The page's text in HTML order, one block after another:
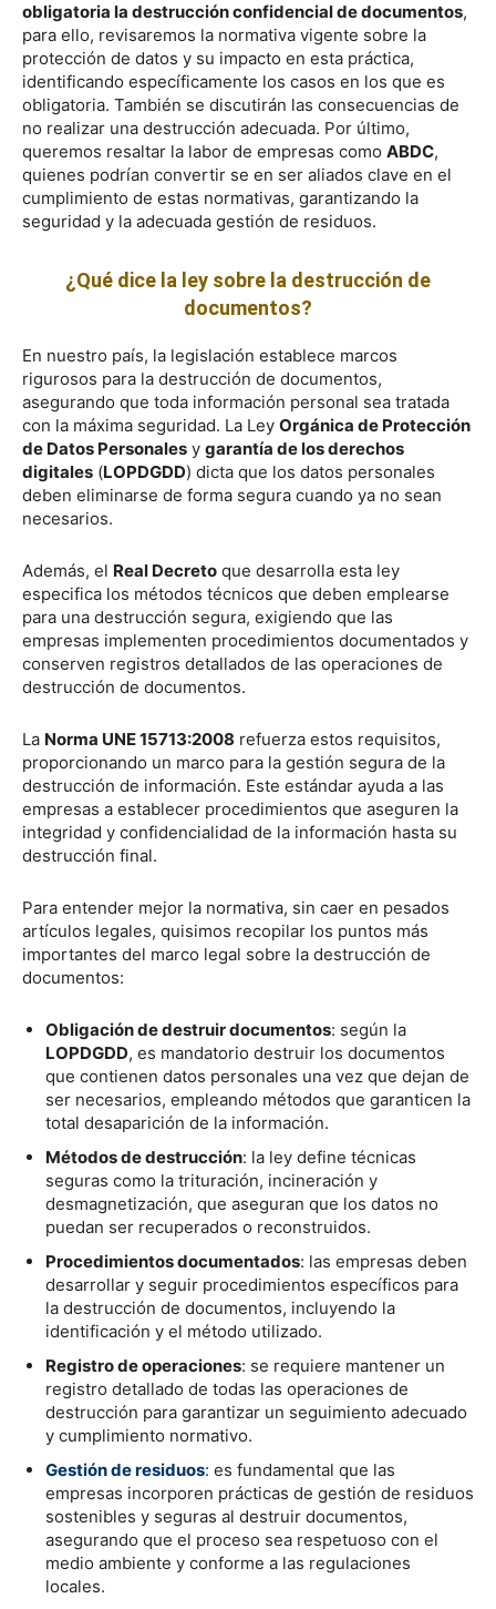
obligatoria la destrucción confidencial de documentos,
para ello, revisaremos la normativa vigente sobre la
protección de datos y su impacto en esta práctica,
identificando específicamente los casos en los que es
obligatoria. También se discutirán las consecuencias de
no realizar una destrucción adecuada. Por último,
queremos resaltar la labor de empresas como ABDC,
quienes podrían convertir se en ser aliados clave en el
cumplimiento de estas normativas, garantizando la
seguridad y la adecuada gestión de residuos.
¿Qué dice la ley sobre la destrucción de
documentos?
En nuestro país, la legislación establece marcos
rigurosos para la destrucción de documentos,
asegurando que toda información personal sea tratada
con la máxima seguridad. La Ley Orgánica de Protección
de Datos Personales y garantía de los derechos
digitales (LOPDGDD) dicta que los datos personales
deben eliminarse de forma segura cuando ya no sean
necesarios.
Además, el Real Decreto que desarrolla esta ley
especifica los métodos técnicos que deben emplearse
para una destrucción segura, exigiendo que las
empresas implementen procedimientos documentados y
conserven registros detallados de las operaciones de
destrucción de documentos.
La Norma UNE 15713:2008 refuerza estos requisitos,
proporcionando un marco para la gestión segura de la
destrucción de información. Este estándar ayuda a las
empresas a establecer procedimientos que aseguren la
integridad y confidencialidad de la información hasta su
destrucción final.
Para entender mejor la normativa, sin caer en pesados
artículos legales, quisimos recopilar los puntos más
importantes del marco legal sobre la destrucción de
documentos:
Obligación de destruir documentos: según la
LOPDGDD, es mandatorio destruir los documentos
que contienen datos personales una vez que dejan de
ser necesarios, empleando métodos que garanticen la
total desaparición de la información.
Métodos de destrucción: la ley define técnicas
seguras como la trituración, incineración y
desmagnetización, que aseguran que los datos no
puedan ser recuperados o reconstruidos.
Procedimientos documentados: las empresas deben
desarrollar y seguir procedimientos específicos para
la destrucción de documentos, incluyendo la
identificación y el método utilizado.
Registro de operaciones: se requiere mantener un
registro detallado de todas las operaciones de
destrucción para garantizar un seguimiento adecuado
y cumplimiento normativo.
Gestión de residuos: es fundamental que las
empresas incorporen prácticas de gestión de residuos
sostenibles y seguras al destruir documentos,
asegurando que el proceso sea respetuoso con el
medio ambiente y conforme a las regulaciones
locales.